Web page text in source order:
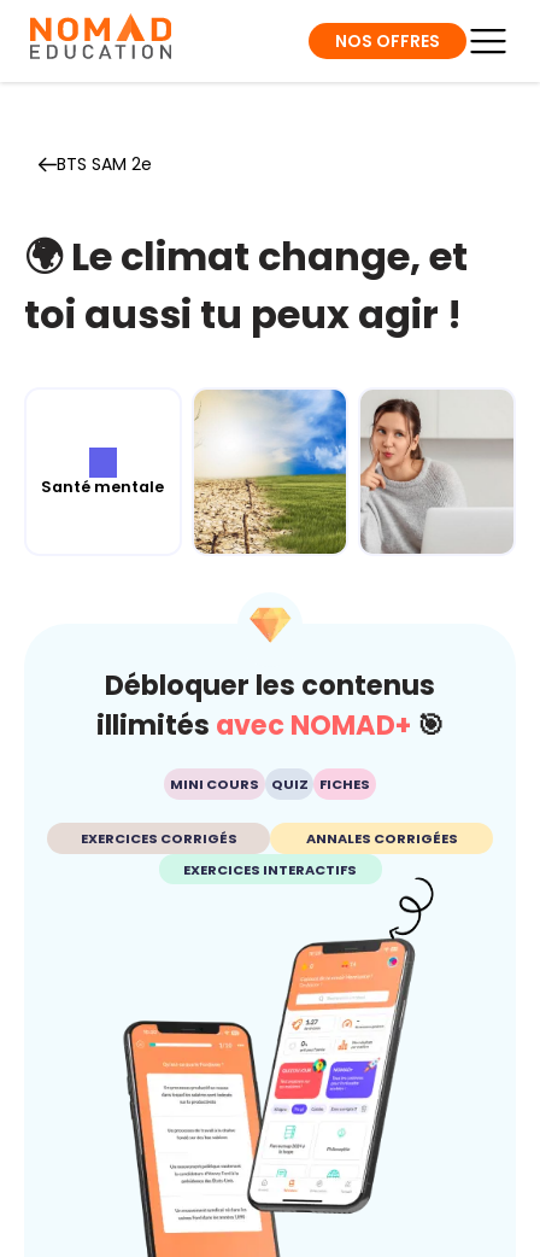
NOS OFFRES
BTS SAM 2e
🌍 Le climat change, et
toi aussi tu peux agir !
Santé mentale
Climat
Débloquer les contenus
illimités avec NOMAD+ 🎯
MINI COURS QUIZ FICHES
EXERCICES CORRIGÉS
ANNALES CORRIGÉES
EXERCICES INTERACTIFS